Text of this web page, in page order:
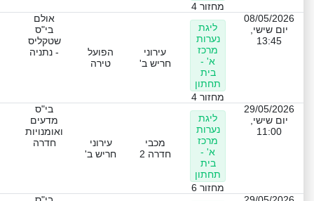
מחזור 4
08/05/2026
יום שישי,
13:45
ליגת
נערות
מרכז
א' -
בית
תחתון
מחזור 4
עירוני
חריש ב'
הפועל
טירה
אולם
בי"ס
שטקליס
- נתניה
29/05/2026
יום שישי,
11:00
ליגת
נערות
מרכז
א' -
בית
תחתון
מחזור 6
מכבי
חדרה 2
עירוני
חריש ב'
בי"ס
מדעים
ואומנויות
חדרה